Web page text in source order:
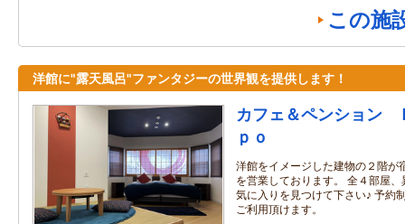
この施
洋館に"露天風呂"ファンタジーの世界観を提供します！
カフェ＆ペンション
ｐｏ
洋館をイメージした建物の２階が
を営業しております。 全４部屋
気に入りを見つけて下さい♪ 予約
ご利用頂けます。